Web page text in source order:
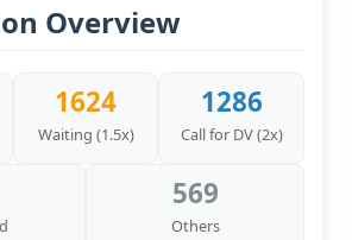
Overview
1624
Waiting (1.5x)
1286
Call for DV (2x)
569
Others